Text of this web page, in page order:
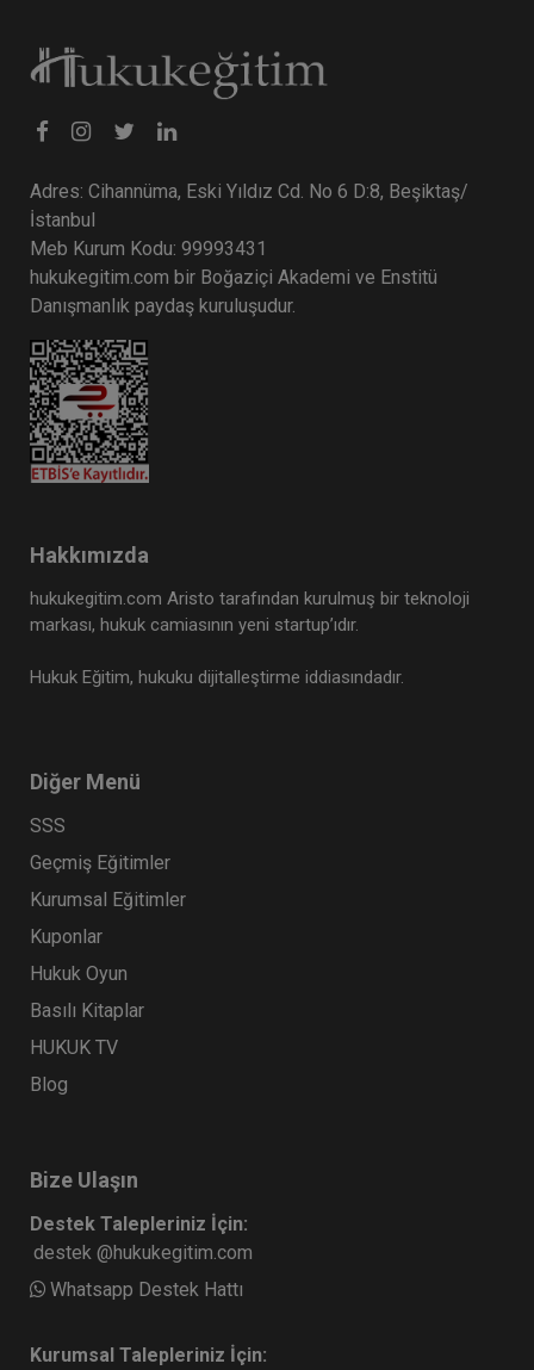
Adres: Cihannüma, Eski Yıldız Cd. No 6 D:8, Beşiktaş/
İstanbul
Meb Kurum Kodu: 99993431
hukukegitim.com bir Boğaziçi Akademi ve Enstitü
Danışmanlık paydaş kuruluşudur.
Hakkımızda
hukukegitim.com Aristo tarafından kurulmuş bir teknoloji
markası, hukuk camiasının yeni startup’ıdır.
Hukuk Eğitim, hukuku dijitalleştirme iddiasındadır.
Diğer Menü
SSS
Geçmiş Eğitimler
Kurumsal Eğitimler
Kuponlar
Hukuk Oyun
Basılı Kitaplar
HUKUK TV
Blog
Bize Ulaşın
Destek Talepleriniz İçin:
destek @hukukegitim.com
Whatsapp Destek Hattı
Kurumsal Talepleriniz İçin: